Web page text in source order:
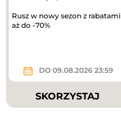
Rusz w nowy sezon z rabatami
aż do -70%
DO 09.08.2026 23:59
SKORZYSTAJ